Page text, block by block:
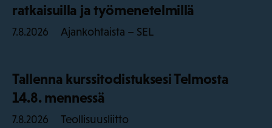
ratkaisuilla ja työmenetelmillä
7.8.2026 Ajankohtaista – SEL
Tallenna kurssitodistuksesi Telmosta
14.8. mennessä
7.8.2026 Teollisuusliitto